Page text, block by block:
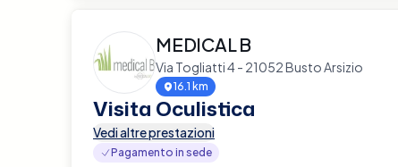
MEDICAL B
Via Togliatti 4 - 21052 Busto Arsizio
16.1 km
Visita Oculistica
Vedi altre prestazioni
Pagamento in sede